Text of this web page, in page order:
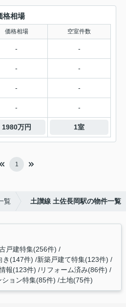
格相場
価格相場 空室件数
- -
- -
- -
- -
1980万円 1室
1
覧 土讃線 土佐長岡駅の物件一覧
戸建特集(256件)
き(147件) 新築戸建て特集(123件)
報(123件) リフォーム済み(86件)
ション特集(85件) 土地(75件)